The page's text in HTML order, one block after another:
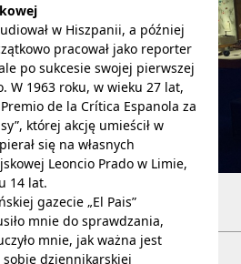
w Hiszpanii, a później
pracował jako reporter
po sukcesie swojej pierwszej
W 1963 roku, w wieku 27 lat,
de la Crítica Espanola za
której akcję umieścił w
się na własnych
Leoncio Prado w Limie,
14 lat.
gazecie „El Pais”
mnie do sprawdzania,
mnie, jak ważna jest
sobie dziennikarskiej